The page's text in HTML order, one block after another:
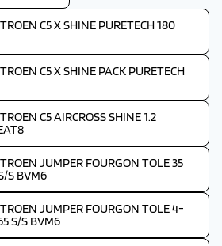
C5 X SHINE PURETECH 180
C5 X SHINE PACK PURETECH
C5 AIRCROSS SHINE 1.2
JUMPER FOURGON TOLE 35
S BVM6
JUMPER FOURGON TOLE 4-
S/S BVM6